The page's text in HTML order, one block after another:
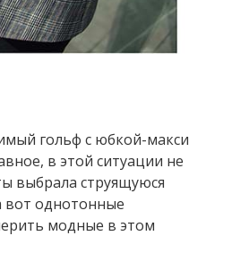
гольф с юбкой-макси
в этой ситуации не
выбрала струящуюся
вот однотонные
модные в этом